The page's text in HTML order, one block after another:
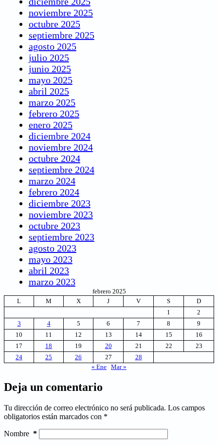
noviembre 2025
octubre 2025
septiembre 2025
agosto 2025
julio 2025
junio 2025
mayo 2025
abril 2025
marzo 2025
febrero 2025
enero 2025
diciembre 2024
noviembre 2024
octubre 2024
septiembre 2024
marzo 2024
febrero 2024
diciembre 2023
noviembre 2023
octubre 2023
septiembre 2023
agosto 2023
mayo 2023
abril 2023
marzo 2023
febrero 2025
L
M X J V S
D
1
2
3
4 5 6 7 8
9
10
11 12 13 14 15
16
17
18 19 20 21 22
23
24
25 26 27
28
« Ene Mar »
Deja un comentario
Tu dirección de correo electrónico no será publicada. Los campos
obligatorios están marcados con *
Nombre *